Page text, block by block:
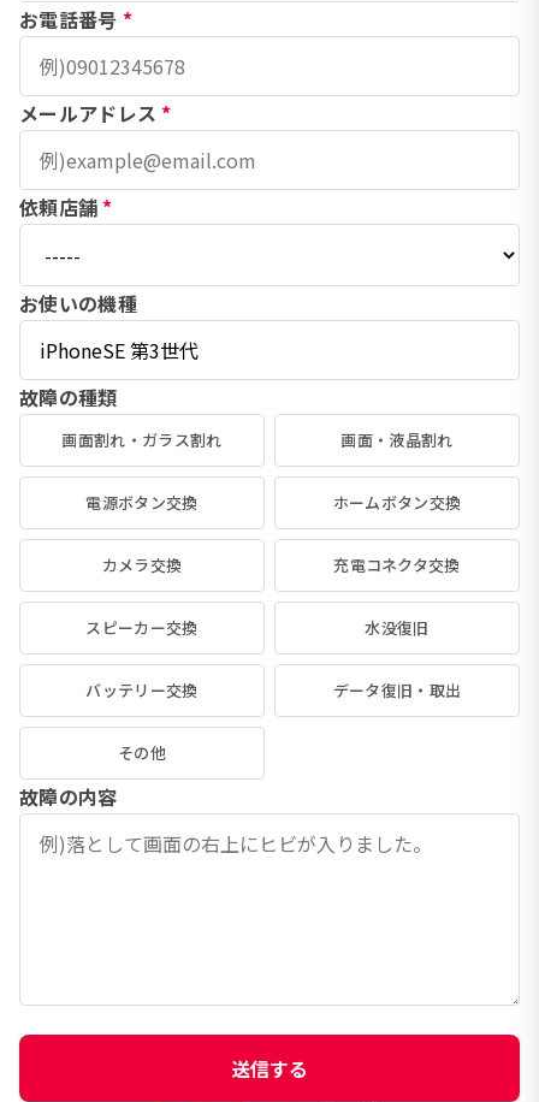
お電話番号 *
メールアドレス *
依頼店舗 *
お使いの機種
故障の種類
画面割れ・ガラス割れ 画面・液晶割れ
電源ボタン交換 ホームボタン交換
カメラ交換 充電コネクタ交換
スピーカー交換 水没復旧
バッテリー交換 データ復旧・取出
その他
故障の内容
送信する